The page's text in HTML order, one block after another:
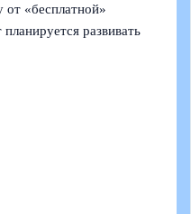
«бесплатной»
развивать